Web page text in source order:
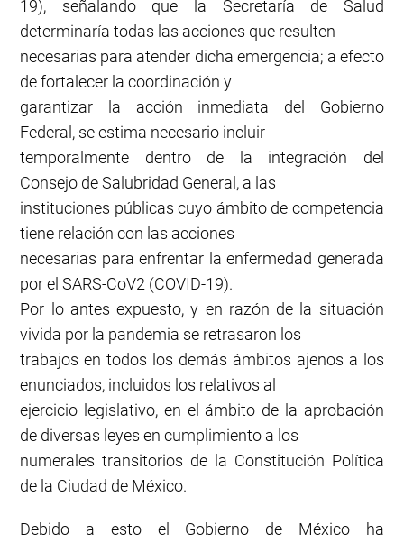
19), señalando que la Secretaría de Salud
determinaría todas las acciones que resulten
necesarias para atender dicha emergencia; a efecto
de fortalecer la coordinación y
garantizar la acción inmediata del Gobierno
Federal, se estima necesario incluir
temporalmente dentro de la integración del
Consejo de Salubridad General, a las
instituciones públicas cuyo ámbito de competencia
tiene relación con las acciones
necesarias para enfrentar la enfermedad generada
por el SARS-CoV2 (COVID-19).
Por lo antes expuesto, y en razón de la situación
vivida por la pandemia se retrasaron los
trabajos en todos los demás ámbitos ajenos a los
enunciados, incluidos los relativos al
ejercicio legislativo, en el ámbito de la aprobación
de diversas leyes en cumplimiento a los
numerales transitorios de la Constitución Política
de la Ciudad de México.
Debido a esto el Gobierno de México ha